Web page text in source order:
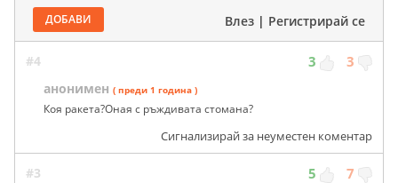
ДОБАВИ Влез | Регистрирай се
#4 3 3
анонимен ( преди 1 година )
Коя ракета?Оная с ръждивата стомана?
Сигнализирай за неуместен коментар
#3 5 7